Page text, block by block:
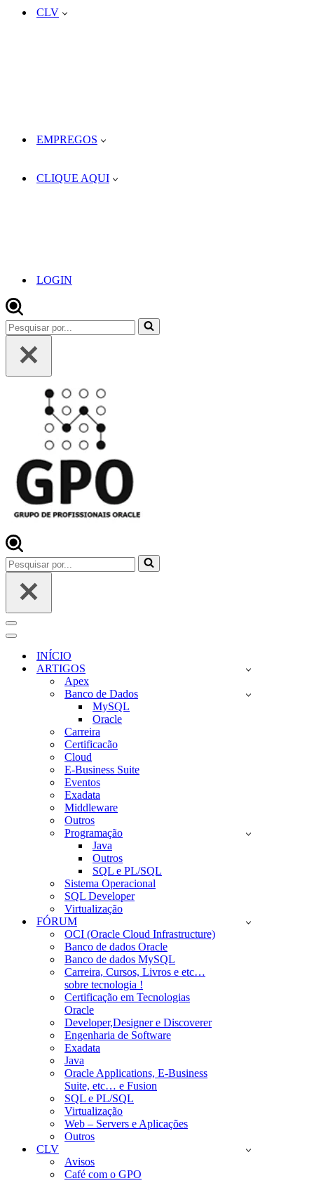
CLV
EMPREGOS
CLIQUE AQUI
LOGIN
Pesquisar
por...
Pesquisar
por...
Menu
de
navegação
Menu
navegaçãoINÍCIO
ARTIGOS
Apex
Banco de Dados
MySQL
Oracle
Carreira
Certificacão
Cloud
E-Business Suite
Eventos
Exadata
Middleware
Outros
Programação
Java
Outros
SQL e PL/SQL
Sistema Operacional
SQL Developer
Virtualização
FÓRUM
OCI (Oracle Cloud Infrastructure)
Banco de dados Oracle
Banco de dados MySQL
Carreira, Cursos, Livros e etc…
sobre tecnologia !
Certificação em Tecnologias
Oracle
Developer,Designer e Discoverer
Engenharia de Software
Exadata
Java
Oracle Applications, E-Business
Suite, etc… e Fusion
SQL e PL/SQL
Virtualização
Web – Servers e Aplicações
Outros
CLV
Avisos
Café com o GPO